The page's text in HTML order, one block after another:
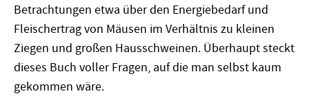
Betrachtungen etwa über den Energiebedarf und
Fleischertrag von Mäusen im Verhältnis zu kleinen
Ziegen und großen Hausschweinen. Überhaupt steckt
dieses Buch voller Fragen, auf die man selbst kaum
gekommen wäre.